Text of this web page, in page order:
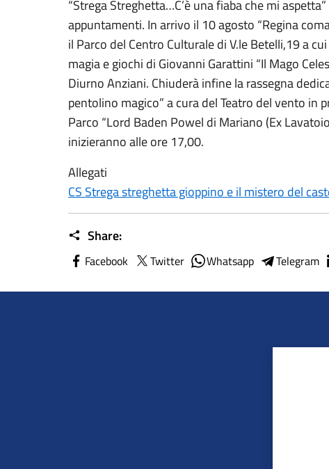
“Strega Streghetta…C’è una fiaba che mi
appuntamenti. In arrivo il 10 agosto “Regina
il Parco del Centro Culturale di V.le Betelli,19 a
magia e giochi di Giovanni Garattini “Il Mago
Diurno Anziani. Chiuderà infine la rassegna
pentolino magico” a cura del Teatro del vento in
Parco “Lord Baden Powel di Mariano (Ex
inizieranno alle ore 17,00.
Allegati
CS Strega streghetta gioppino e il mistero del
Share:
Facebook Twitter Whatsapp Telegram